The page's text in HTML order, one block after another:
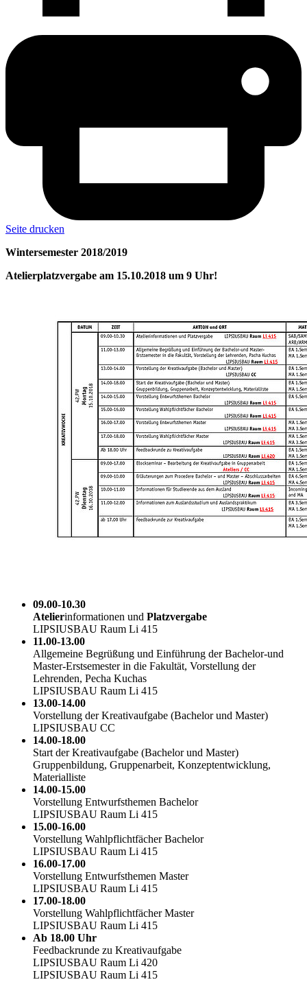
Seite drucken
Wintersemester 2018/2019
Atelierplatzvergabe am 15.10.2018 um 9 Uhr!
09.00-10.30
Atelierinformationen und Platzvergabe
LIPSIUSBAU Raum Li 415
11.00-13.00
Allgemeine Begrüßung und Einführung der Bachelor-und
Master-Erstsemester in die Fakultät, Vorstellung der
Lehrenden, Pecha Kuchas
LIPSIUSBAU Raum Li 415
13.00-14.00
Vorstellung der Kreativaufgabe (Bachelor und Master)
LIPSIUSBAU CC
14.00-18.00
Start der Kreativaufgabe (Bachelor und Master)
Gruppenbildung, Gruppenarbeit, Konzeptentwicklung,
Materialliste
14.00-15.00
Vorstellung Entwurfsthemen Bachelor
LIPSIUSBAU Raum Li 415
15.00-16.00
Vorstellung Wahlpflichtfächer Bachelor
LIPSIUSBAU Raum Li 415
16.00-17.00
Vorstellung Entwurfsthemen Master
LIPSIUSBAU Raum Li 415
17.00-18.00
Vorstellung Wahlpflichtfächer Master
LIPSIUSBAU Raum Li 415
Ab 18.00 Uhr
Feedbackrunde zu Kreativaufgabe
LIPSIUSBAU Raum Li 420
LIPSIUSBAU Raum Li 415